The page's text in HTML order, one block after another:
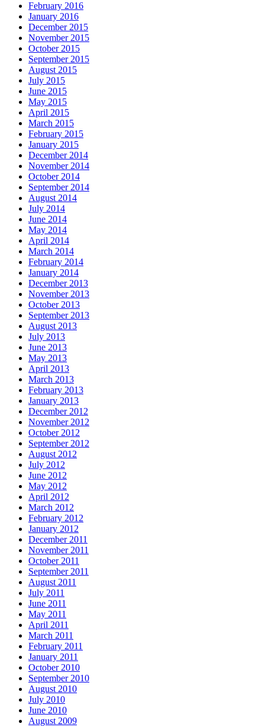
February 2016
January 2016
December 2015
November 2015
October 2015
September 2015
August 2015
July 2015
June 2015
May 2015
April 2015
March 2015
February 2015
January 2015
December 2014
November 2014
October 2014
September 2014
August 2014
July 2014
June 2014
May 2014
April 2014
March 2014
February 2014
January 2014
December 2013
November 2013
October 2013
September 2013
August 2013
July 2013
June 2013
May 2013
April 2013
March 2013
February 2013
January 2013
December 2012
November 2012
October 2012
September 2012
August 2012
July 2012
June 2012
May 2012
April 2012
March 2012
February 2012
January 2012
December 2011
November 2011
October 2011
September 2011
August 2011
July 2011
June 2011
May 2011
April 2011
March 2011
February 2011
January 2011
October 2010
September 2010
August 2010
July 2010
June 2010
August 2009